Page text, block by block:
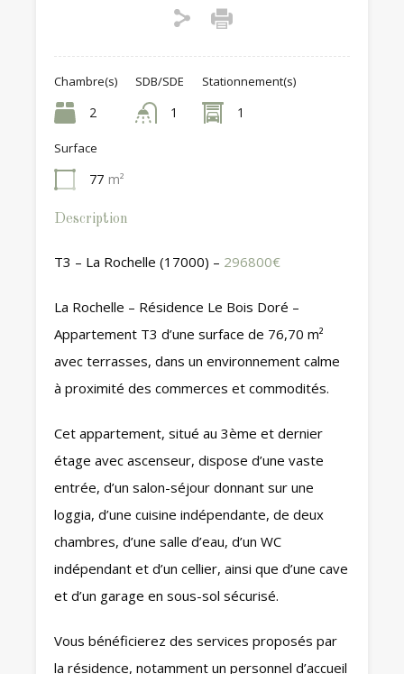
Chambre(s)
2
SDB/SDE
1
Stationnement(s)
1
Surface
77 m²
Description
T3 – La Rochelle (17000) – 296800€
La Rochelle – Résidence Le Bois Doré –
Appartement T3 d’une surface de 76,70 m²
avec terrasses, dans un environnement calme
à proximité des commerces et commodités.
Cet appartement, situé au 3ème et dernier
étage avec ascenseur, dispose d’une vaste
entrée, d’un salon-séjour donnant sur une
loggia, d’une cuisine indépendante, de deux
chambres, d’une salle d’eau, d’un WC
indépendant et d’un cellier, ainsi que d’une cave
et d’un garage en sous-sol sécurisé.
Vous bénéficierez des services proposés par
la résidence, notamment un personnel d’accueil